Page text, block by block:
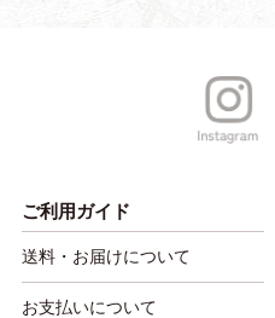
ご利用ガイド
送料・お届けについて
お支払いについて